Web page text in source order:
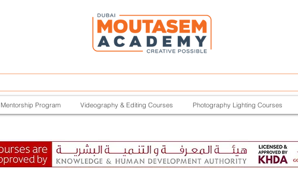
Mentorship Program Videography & Editing Courses Photography Lighting Courses